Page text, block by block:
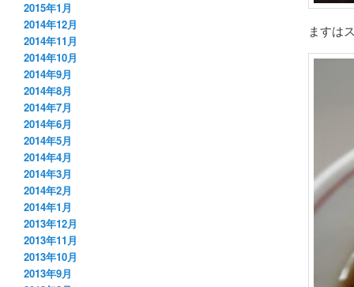
ますは
2015年1月
2014年12月
2014年11月
2014年10月
2014年9月
2014年8月
2014年7月
2014年6月
2014年5月
2014年4月
2014年3月
2014年2月
2014年1月
2013年12月
2013年11月
2013年10月
2013年9月